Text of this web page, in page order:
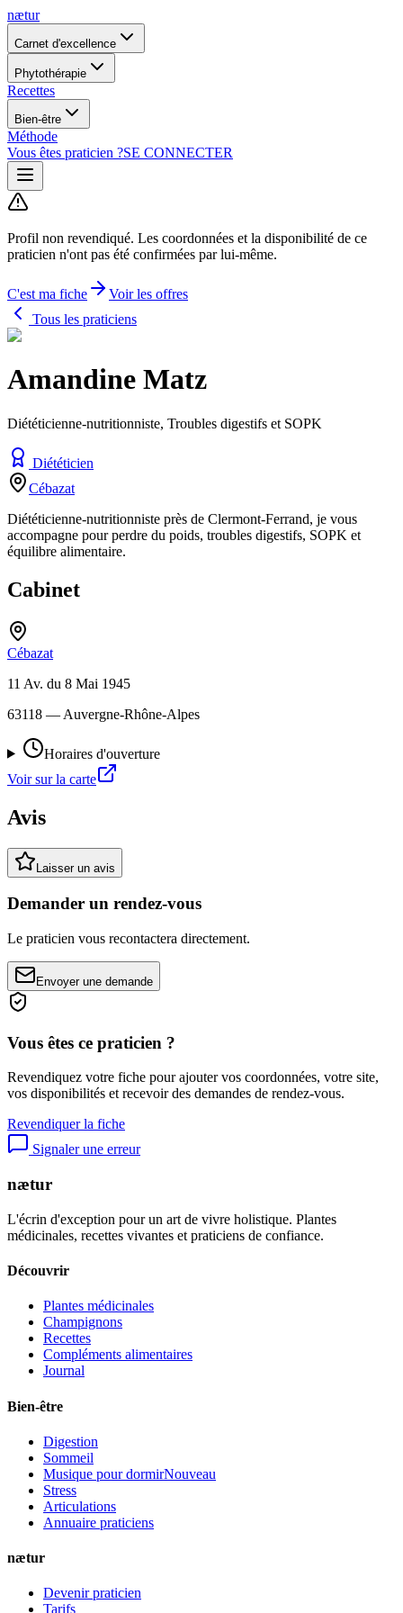
nætur
Carnet d'excellence
Phytothérapie
Recettes
Bien-être
Méthode
Vous êtes praticien ?SE CONNECTER
Profil non revendiqué. Les coordonnées et la disponibilité de ce
praticien n'ont pas été confirmées par lui-même.
C'est ma fiche
Voir les offres
Tous les praticiens
Amandine Matz
Diététicienne-nutritionniste, Troubles digestifs et SOPK
Diététicien
Cébazat
Diététicienne-nutritionniste près de Clermont-Ferrand, je vous
accompagne pour perdre du poids, troubles digestifs, SOPK et
équilibre alimentaire.
Cabinet
Cébazat
11 Av. du 8 Mai 1945
63118 — Auvergne-Rhône-Alpes
Horaires d'ouverture
Voir sur la carte
Avis
Laisser un avis
Demander un rendez-vous
Le praticien vous recontactera directement.
Envoyer une demande
Vous êtes ce praticien ?
Revendiquez votre fiche pour ajouter vos coordonnées, votre site,
vos disponibilités et recevoir des demandes de rendez-vous.
Revendiquer la fiche
Signaler une erreur
nætur
L'écrin d'exception pour un art de vivre holistique. Plantes
médicinales, recettes vivantes et praticiens de confiance.
Découvrir
Plantes médicinales
Champignons
Recettes
Compléments alimentaires
Journal
Bien-être
Digestion
Sommeil
Musique pour dormirNouveau
Stress
Articulations
Annuaire praticiens
nætur
Devenir praticien
Tarifs